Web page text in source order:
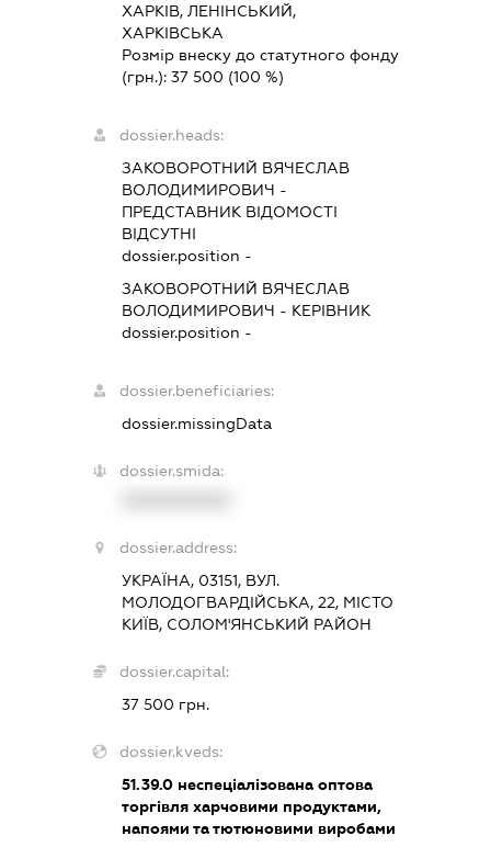
ХАРКІВ, ЛЕНІНСЬКИЙ,
ХАРКІВСЬКА
Розмір внеску до статутного фонду
(грн.): 37 500 (100 %)
dossier.heads:
ЗАКОВОРОТНИЙ ВЯЧЕСЛАВ
ВОЛОДИМИРОВИЧ -
ПРЕДСТАВНИК ВІДОМОСТІ
ВІДСУТНІ
dossier.position -
ЗАКОВОРОТНИЙ ВЯЧЕСЛАВ
ВОЛОДИМИРОВИЧ - КЕРІВНИК
dossier.position -
dossier.beneficiaries:
dossier.missingData
dossier.smida:
dossier.address:
УКРАЇНА, 03151, ВУЛ.
МОЛОДОГВАРДІЙСЬКА, 22, МІСТО
КИЇВ, СОЛОМ'ЯНСЬКИЙ РАЙОН
dossier.capital:
37 500 грн.
dossier.kveds:
51.39.0неспеціалізована оптова
торгівля харчовими продуктами,
напоями та тютюновими виробами